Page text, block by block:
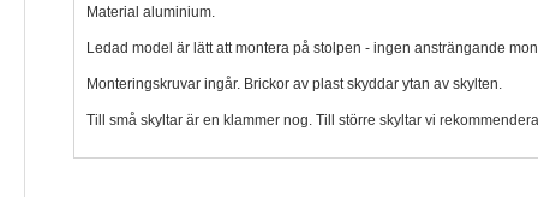
Material aluminium.
Ledad model är lätt att montera på stolpen - ingen ansträngande
Monteringskruvar ingår. Brickor av plast skyddar ytan av skylten.
Till små skyltar är en klammer nog. Till större skyltar vi